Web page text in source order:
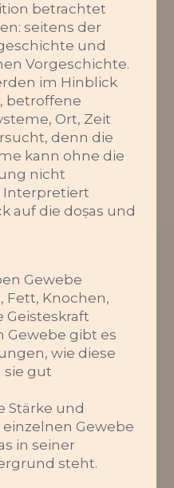
betrachtet
seitens der
und
Vorgeschichte.
im Hinblick
betroffene
Ort, Zeit
denn die
kann ohne die
nicht
Interpretiert
auf die doṣas und
Gewebe
Fett, Knochen,
Geisteskraft
Gewebe gibt es
wie diese
sie gut
Stärke und
Gewebe
in seiner
steht.